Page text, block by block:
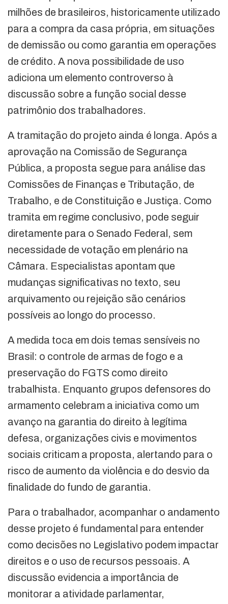
milhões de brasileiros, historicamente utilizado
para a compra da casa própria, em situações
de demissão ou como garantia em operações
de crédito. A nova possibilidade de uso
adiciona um elemento controverso à
discussão sobre a função social desse
patrimônio dos trabalhadores.
A tramitação do projeto ainda é longa. Após a
aprovação na Comissão de Segurança
Pública, a proposta segue para análise das
Comissões de Finanças e Tributação, de
Trabalho, e de Constituição e Justiça. Como
tramita em regime conclusivo, pode seguir
diretamente para o Senado Federal, sem
necessidade de votação em plenário na
Câmara. Especialistas apontam que
mudanças significativas no texto, seu
arquivamento ou rejeição são cenários
possíveis ao longo do processo.
A medida toca em dois temas sensíveis no
Brasil: o controle de armas de fogo e a
preservação do FGTS como direito
trabalhista. Enquanto grupos defensores do
armamento celebram a iniciativa como um
avanço na garantia do direito à legítima
defesa, organizações civis e movimentos
sociais criticam a proposta, alertando para o
risco de aumento da violência e do desvio da
finalidade do fundo de garantia.
Para o trabalhador, acompanhar o andamento
desse projeto é fundamental para entender
como decisões no Legislativo podem impactar
direitos e o uso de recursos pessoais. A
discussão evidencia a importância de
monitorar a atividade parlamentar,